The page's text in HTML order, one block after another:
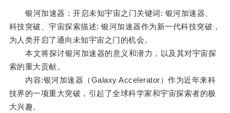
银河加速器：开启未知宇宙之门关键词: 银河加速器、
科技突破、宇宙探索描述: 银河加速器作为新一代科技突破，
为人类开启了通向未知宇宙之门的机会。
本文将探讨银河加速器的意义和潜力，以及其对宇宙探
索的重大贡献。
内容:银河加速器（Galaxy Accelerator）作为近年来科
技界的一项重大突破，引起了全球科学家和宇宙探索者的极
大兴趣。